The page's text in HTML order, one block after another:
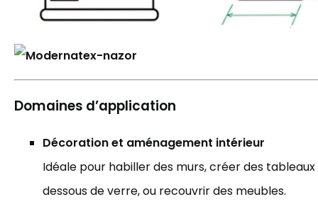
Domaines d’application
Décoration et aménagement intérieur
Idéale pour habiller des murs, créer des
dessous de verre, ou recouvrir des meubles.